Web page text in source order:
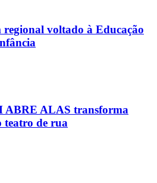
voltado à Educação
ABRE ALAS transforma
teatro de rua